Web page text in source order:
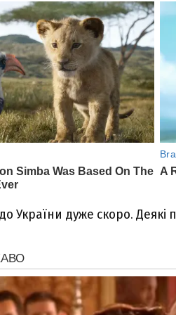
України дуже скоро. Деякі